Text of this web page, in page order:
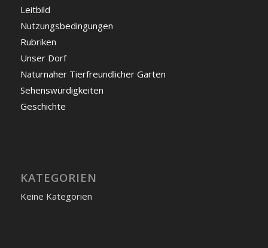
Leitbild
Nutzungsbedingungen
Rubriken
Unser Dorf
Naturnaher Tierfreundlicher Garten
Sehenswürdigkeiten
Geschichte
KATEGORIEN
Keine Kategorien